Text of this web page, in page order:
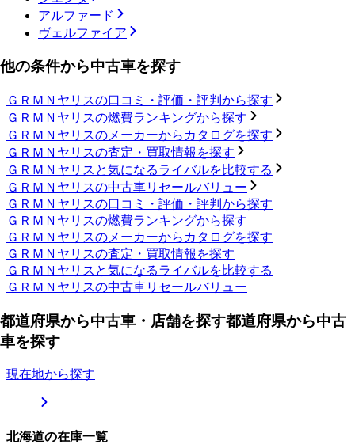
アルファード
ヴェルファイア
他の条件から中古車を探す
ＧＲＭＮヤリスの口コミ・評価・評判から探す
ＧＲＭＮヤリスの燃費ランキングから探す
ＧＲＭＮヤリスのメーカーからカタログを探す
ＧＲＭＮヤリスの査定・買取情報を探す
ＧＲＭＮヤリスと気になるライバルを比較する
ＧＲＭＮヤリスの中古車リセールバリュー
ＧＲＭＮヤリスの口コミ・評価・評判から探す
ＧＲＭＮヤリスの燃費ランキングから探す
ＧＲＭＮヤリスのメーカーからカタログを探す
ＧＲＭＮヤリスの査定・買取情報を探す
ＧＲＭＮヤリスと気になるライバルを比較する
ＧＲＭＮヤリスの中古車リセールバリュー
都道府県から中古車・店舗を探す都道府県から中古
車を探す
現在地から探す
北海道の在庫一覧